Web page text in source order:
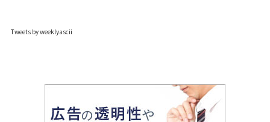
Tweets by weeklyascii